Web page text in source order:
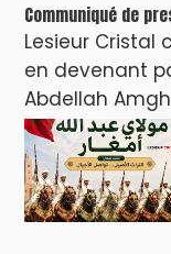
Communiqué de
Lesieur Cristal
en devenant
Abdellah